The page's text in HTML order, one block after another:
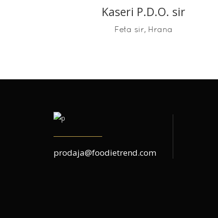
READ MORE
Kaseri P.D.O. sir
Feta sir, Hrana
prodaja@foodietrend.com